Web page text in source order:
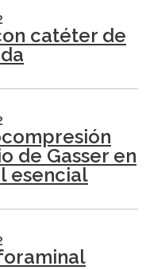
catéter de
de Gasser en
esencial